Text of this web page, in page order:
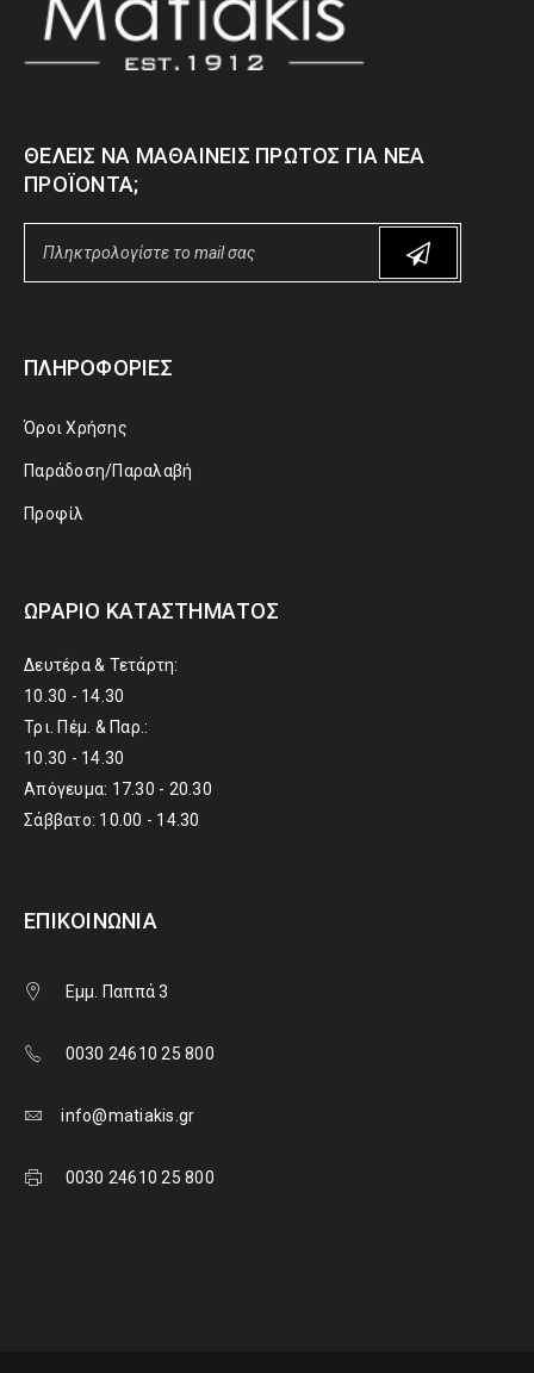
ΘΈΛΕΙΣ ΝΑ ΜΑΘΑΊΝΕΙΣ ΠΡΏΤΟΣ ΓΙΑ ΝΈΑ
ΠΡΟΪΌΝΤΑ;
ΠΛΗΡΟΦΟΡΊΕΣ
Όροι Χρήσης
Παράδοση/Παραλαβή
Προφίλ
ΩΡΆΡΙΟ ΚΑΤΑΣΤΉΜΑΤΟΣ
Δευτέρα & Τετάρτη:
10.30 - 14.30
Τρι. Πέμ. & Παρ.:
10.30 - 14.30
Απόγευμα: 17.30 - 20.30
Σάββατο: 10.00 - 14.30
ΕΠΙΚΟΙΝΩΝΊΑ
Εμμ. Παππά 3
0030 24610 25 800
info@matiakis.gr
0030 24610 25 800